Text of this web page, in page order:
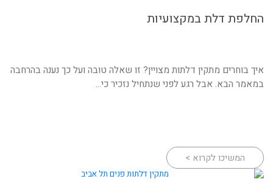
החלפת דלת במקצועיות
איך בוחרים מתקין דלתות מצויין? זו שאלה טובה ועל כך נענה בהרחבה
במאמר הבא. אבל רגע לפני שנתחיל נזכיר כי...
המשיכו לקרוא >